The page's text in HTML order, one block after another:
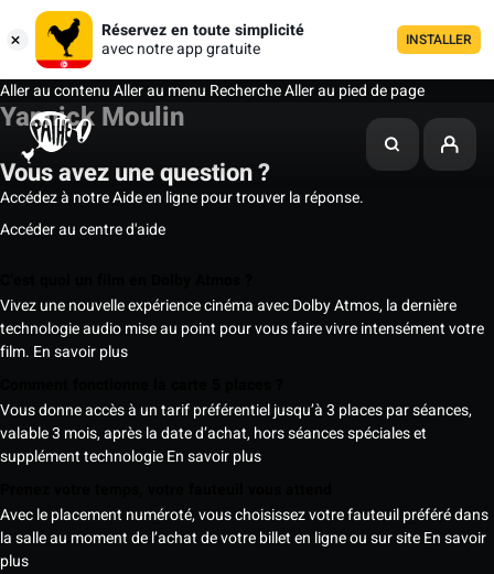
Réservez en toute simplicité
avec notre app gratuite
INSTALLER
Aller au contenuAller au menu RechercheAller au pied de page
Yannick Moulin
Vous avez une question ?
Accédez à notre Aide en ligne pour trouver la réponse.
Accéder au centre d'aide
Vivez une nouvelle expérience cinéma avec Dolby Atmos, la dernière
technologie audio mise au point pour vous faire vivre intensément votre
film. En savoir plus
Vous donne accès à un tarif préférentiel jusqu’à 3 places par séances,
valable 3 mois, après la date d’achat, hors séances spéciales et
supplément technologieEn savoir plus
Avec le placement numéroté, vous choisissez votre fauteuil préféré dans
la salle au moment de l’achat de votre billet en ligne ou sur siteEn savoir
plus